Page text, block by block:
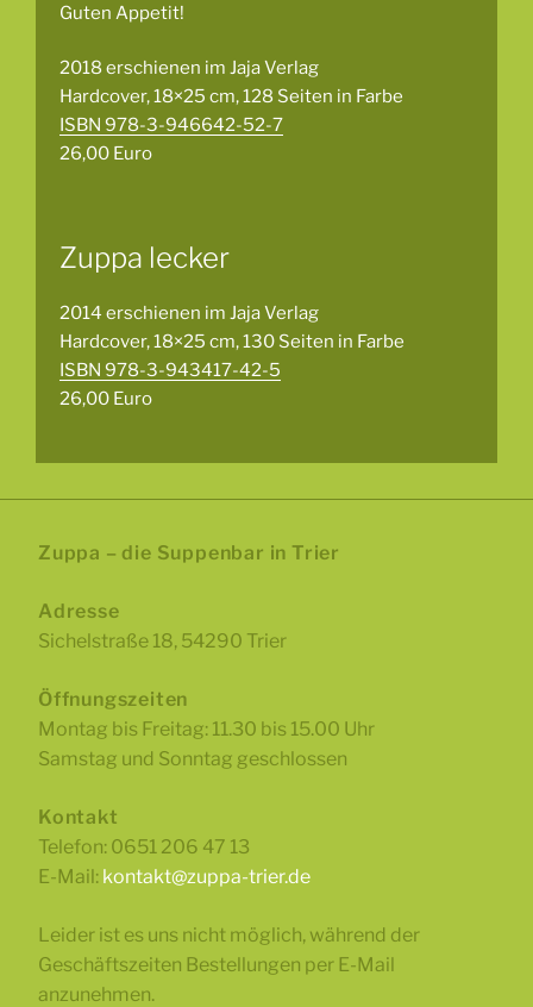
Guten Appetit!
2018 erschienen im Jaja Verlag
Hardcover, 18×25 cm, 128 Seiten in Farbe
ISBN 978-3-946642-52-7
26,00 Euro
Zuppa lecker
2014 erschienen im Jaja Verlag
Hardcover, 18×25 cm, 130 Seiten in Farbe
ISBN 978-3-943417-42-5
26,00 Euro
Zuppa – die Suppenbar in Trier
Adresse
Sichelstraße 18, 54290 Trier
Öffnungszeiten
Montag bis Freitag: 11.30 bis 15.00 Uhr
Samstag und Sonntag geschlossen
Kontakt
Telefon: 0651 206 47 13
E-Mail: kontakt@zuppa-trier.de
Leider ist es uns nicht möglich, während der
Geschäftszeiten Bestellungen per E-Mail
anzunehmen.